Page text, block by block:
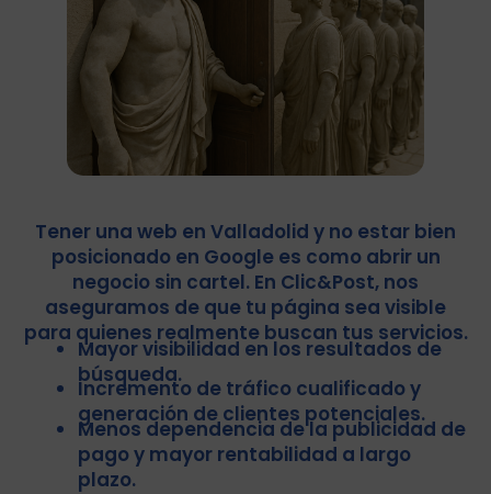
Tener una web en Valladolid y no estar bien
posicionado en Google es como abrir un
negocio sin cartel. En Clic&Post, nos
aseguramos de que tu página sea visible
para quienes realmente buscan tus servicios.
Mayor visibilidad en los resultados de
búsqueda.
Incremento de tráfico cualificado y
generación de clientes potenciales.
Menos dependencia de la publicidad de
pago y mayor rentabilidad a largo
plazo.